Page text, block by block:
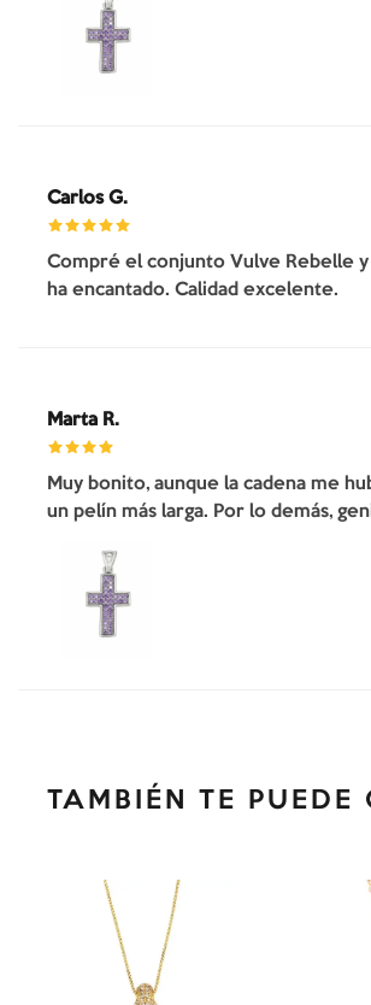
Carlos G.
Compré el conjunto Vulve Rebelle
ha encantado. Calidad excelente.
Marta R.
Muy bonito, aunque la cadena me
un pelín más larga. Por lo demás,
TAMBIÉN TE PUEDE